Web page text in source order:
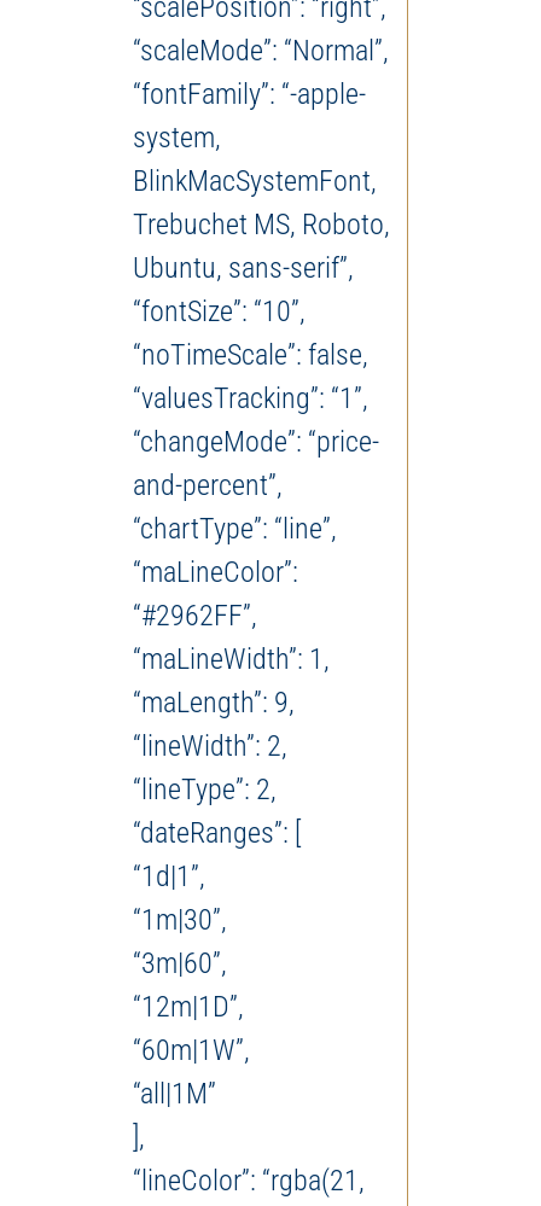
“scalePosition”: “right”,
“scaleMode”: “Normal”,
“fontFamily”: “-apple-
system,
BlinkMacSystemFont,
Trebuchet MS, Roboto,
Ubuntu, sans-serif”,
“fontSize”: “10”,
“noTimeScale”: false,
“valuesTracking”: “1”,
“changeMode”: “price-
and-percent”,
“chartType”: “line”,
“maLineColor”:
“#2962FF”,
“maLineWidth”: 1,
“maLength”: 9,
“lineWidth”: 2,
“lineType”: 2,
“dateRanges”: [
“1d|1”,
“1m|30”,
“3m|60”,
“12m|1D”,
“60m|1W”,
“all|1M”
],
“lineColor”: “rgba(21,